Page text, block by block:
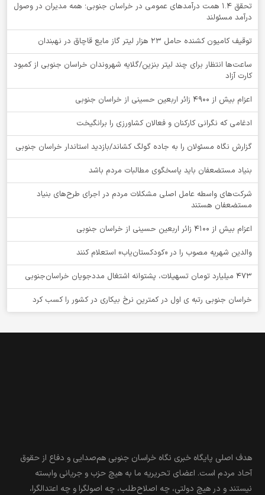
تحقق ۱.۴ همت درآمدهای عمومی در خراسان جنوبی؛ همه مدیران در وصول
درآمد مسئولند
توقيف کامیون کشنده حامل 23 هزار لیتر گاز مایع قاچاق در نهبندان
ساعت‌ها انتظار برای چند لیتر بنزین/گلایه شهروندان خراسان جنوبی از کمبود
کارت آزاد
اعزام بیش از 4900 زائر اربعین حسینی از خراسان جنوبی
ادغامی که نگرانی کارکنان و فعالان کشاورزی را برانگیخت
گزارش نگاه مسئولان را به جاده گولگ کشاند/بازدید استاندار خراسان جنوبی
بنیاد مستضعفان باید پاسخگوی مطالبات مردم باشد
شرکت‌های واسطه عامل اصلی مشکلات مردم در اجرای طرح‌های بنیاد
مستضعفان هستند
اعزام بیش از 4100 زائر اربعین حسینی از خراسان جنوبی
والدین شهریه مصوب را در «کودکستان‌یاب» استعلام کنند
۴۷۳ میلیارد تومان تسهیلات، پشتوانه اشتغال مددجویان خراسان‌جنوبی
خراسان جنوبی رتبه ی اول در کمترین نرخ بیکاری در کشور را کسب کرد
هدف اصلی پایگاه خبری نگاه خراسان جنوبی هم‌صدایی و دفاع از حقوق
آحاد مردم است. اعضای تحریریه ما به هیچ حزب و جریانی وابسته
نیستند و در هیچ دولتی، چه اصلاح‌طلب، چه اصولگرا و چه اعتدالگرا،